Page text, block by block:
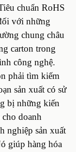
chuẩn RoHS
với những
chung châu
carton trong
công nghệ.
phải tìm kiếm
sản xuất có sử
bị những kiến
doanh
nghiệp sản xuất
giúp hàng hóa